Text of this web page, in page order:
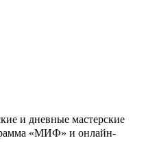
и дневные мастерские
«МИФ» и онлайн-